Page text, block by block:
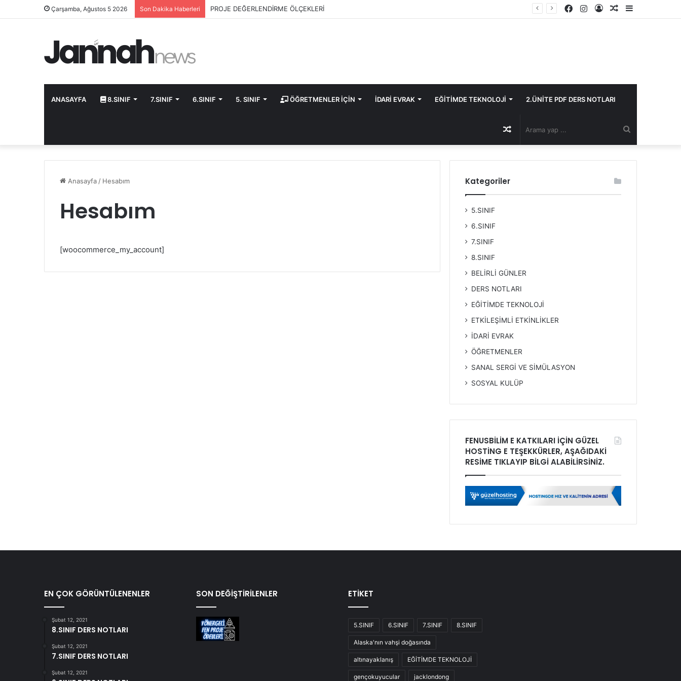
Çarşamba, Ağustos 5 2026 Son Dakika Haberleri PROJE DEĞERLENDİRME ÖLÇEKLERİ
Kenar
Rastgele
Kayıt
Instagram
Facebook
ANASAYFA 8.SINIF 7.SINIF 6.SINIF 5. SINIF ÖĞRETMENLER İÇİN İDARİ EVRAK EĞİTİMDE TEKNOLOJİ 2.ÜNİTE PDF DERS NOTLARI
yap
Rastgele
Makale
Anasayfa / Hesabım
Hesabım
[woocommerce_my_account]
Kategoriler
5.SINIF
6.SINIF
7.SINIF
8.SINIF
BELİRLİ GÜNLER
DERS NOTLARI
EĞİTİMDE TEKNOLOJİ
ETKİLEŞİMLİ ETKİNLİKLER
İDARİ EVRAK
ÖĞRETMENLER
SANAL SERGİ VE SİMÜLASYON
SOSYAL KULÜP
FENUSBİLİM E KATKILARI İÇİN GÜZEL
HOSTİNG E TEŞEKKÜRLER, AŞAĞIDAKİ
RESİME TIKLAYIP BİLGİ ALABİLİRSİNİZ.
EN ÇOK GÖRÜNTÜLENENLER
Şubat 12, 2021
8.SINIF DERS NOTLARI
Şubat 12, 2021
7.SINIF DERS NOTLARI
Şubat 12, 2021
SON DEĞİŞTİRİLENLER ETİKET
5.SINIF 6.SINIF 7.SINIF 8.SINIF
Alaska'nın vahşi doğasında
altınayaklanış EĞİTİMDE TEKNOLOJİ
gençokuyucular jacklondong